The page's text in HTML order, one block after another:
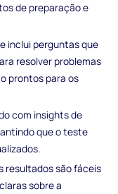
de preparação e
inclui perguntas que
resolver problemas
prontos para os
com insights de
que o teste
resultados são fáceis
sobre a